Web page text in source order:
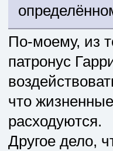
По-моему, из
патронус
что
расходуются.
Другое дело,